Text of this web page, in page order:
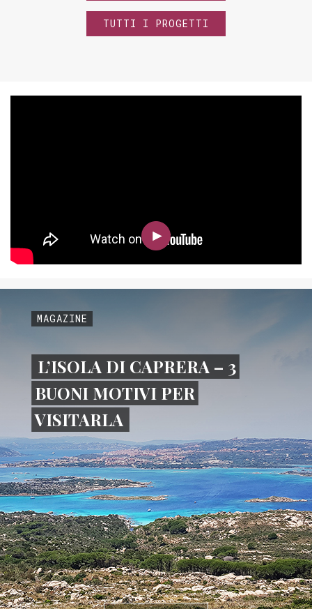
TUTTI I PROGETTI
MAGAZINE
L’ISOLA DI CAPRERA – 3
BUONI MOTIVI PER
VISITARLA